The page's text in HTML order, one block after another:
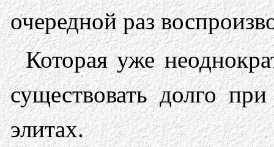
очередной раз
Которая уже
существовать долго
элитах.